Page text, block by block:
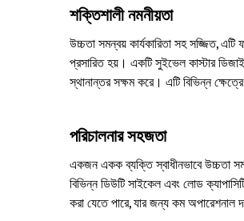
শক্তিশালী নমনীয়তা
উচ্চতা সমন্বয় কার্যকারিতা সহ সজ্জিত,
প্রসারিত হয়। একটি সুইভেল কাস্টার
স্থানান্তর সক্ষম করে। এটি বিভিন্ন
পরিচালনার সহজতা
একজন একক ব্যক্তি স্বাধীনভাবে উচ্চতা
বিভিন্ন ডিউটি সাইকেল এবং লোড
করা যেতে পারে, যার জন্য কম